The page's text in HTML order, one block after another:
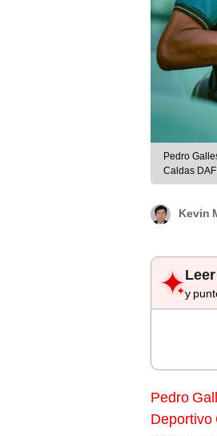
Pedro
Caldas DAF
Kevin
y
Pedro
Deportivo